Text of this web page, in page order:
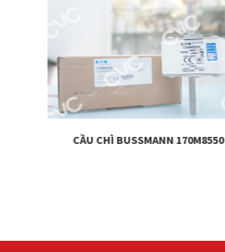
CẦU CHÌ BUSSMANN 170M8550